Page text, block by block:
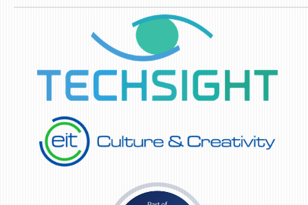
ЕКВИВАЛЕНЦИИ ОД СТАРИ СТУДИСКИ ПРОГРАМИ
СООПШТЕНИЈА
СТУДЕНТСКА СЛУЖБА
БИБЛИОТЕКА
ДА ВИНЧИ МАГАЗИН